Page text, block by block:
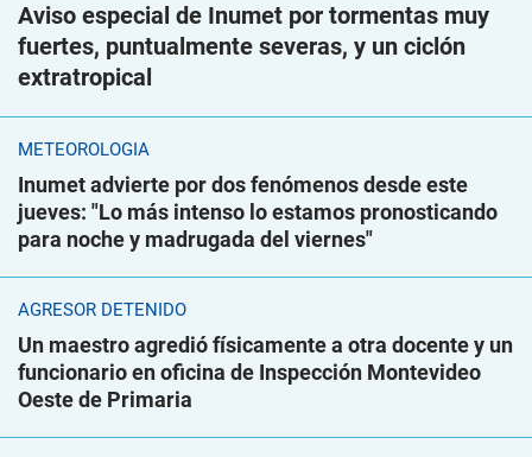
Aviso especial de Inumet por tormentas muy
fuertes, puntualmente severas, y un ciclón
extratropical
METEOROLOGÍA
Inumet advierte por dos fenómenos desde este
jueves: "Lo más intenso lo estamos pronosticando
para noche y madrugada del viernes"
AGRESOR DETENIDO
Un maestro agredió físicamente a otra docente y un
funcionario en oficina de Inspección Montevideo
Oeste de Primaria